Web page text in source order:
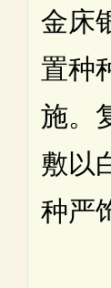
金床
置种
施。
敷以
种严